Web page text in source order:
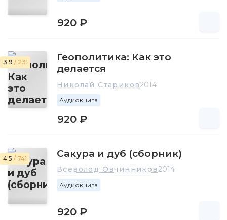
920 ₽
3.9 / 231
Геополитика: Как это
делается
Николай Стариков2014
Аудиокнига
920 ₽
4.5 / 741 Сакура и дуб (сборник)
Всеволод Овчинников2014
Аудиокнига
920 ₽